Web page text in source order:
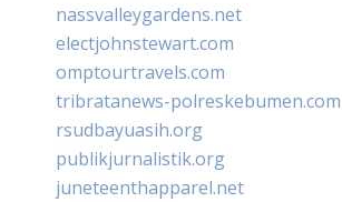
nassvalleygardens.net
electjohnstewart.com
omptourtravels.com
tribratanews-polreskebumen.com
rsudbayuasih.org
publikjurnalistik.org
juneteenthapparel.net